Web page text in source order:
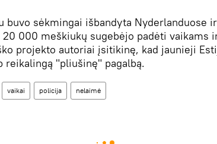
buvo sėkmingai išbandyta Nyderlanduose
20 000 meškiukų sugebėjo padėti vaikams
projekto autoriai įsitikinę, kad jaunieji
reikalingą "pliušinę" pagalbą.
vaikai policija nelaimė